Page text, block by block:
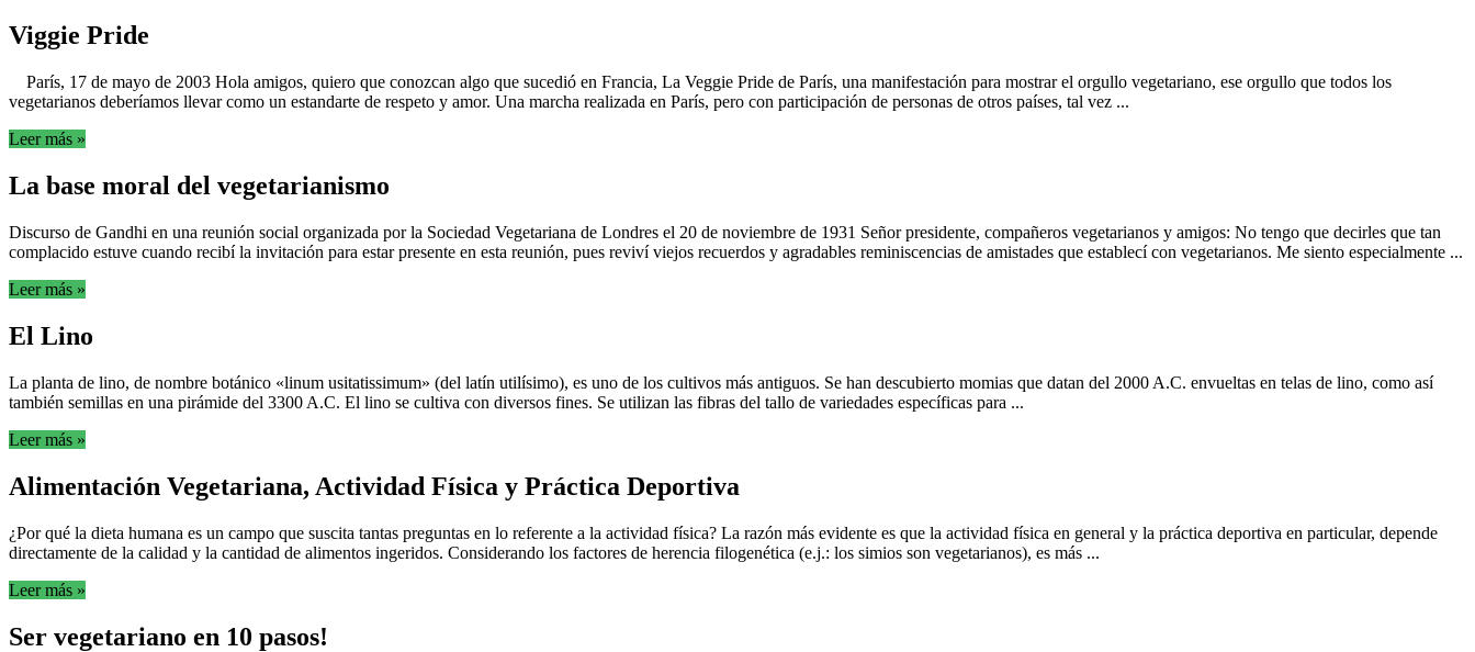
Viggie Pride
París, 17 de mayo de 2003 Hola amigos, quiero que conozcan algo que sucedió en Francia, La Veggie Pride de París, una manifestación para mostrar el orgullo vegetariano, ese orgullo que todos los
vegetarianos deberíamos llevar como un estandarte de respeto y amor. Una marcha realizada en París, pero con participación de personas de otros países, tal vez ...
Leer más »
La base moral del vegetarianismo
Discurso de Gandhi en una reunión social organizada por la Sociedad Vegetariana de Londres el 20 de noviembre de 1931 Señor presidente, compañeros vegetarianos y amigos: No tengo que decirles que tan
complacido estuve cuando recibí la invitación para estar presente en esta reunión, pues reviví viejos recuerdos y agradables reminiscencias de amistades que establecí con vegetarianos. Me siento especialmente ...
Leer más »
El Lino
La planta de lino, de nombre botánico «linum usitatissimum» (del latín utilísimo), es uno de los cultivos más antiguos. Se han descubierto momias que datan del 2000 A.C. envueltas en telas de lino, como así
también semillas en una pirámide del 3300 A.C. El lino se cultiva con diversos fines. Se utilizan las fibras del tallo de variedades específicas para ...
Leer más »
Alimentación Vegetariana, Actividad Física y Práctica Deportiva
¿Por qué la dieta humana es un campo que suscita tantas preguntas en lo referente a la actividad física? La razón más evidente es que la actividad física en general y la práctica deportiva en particular, depende
directamente de la calidad y la cantidad de alimentos ingeridos. Considerando los factores de herencia filogenética (e.j.: los simios son vegetarianos), es más ...
Leer más »
Ser vegetariano en 10 pasos!